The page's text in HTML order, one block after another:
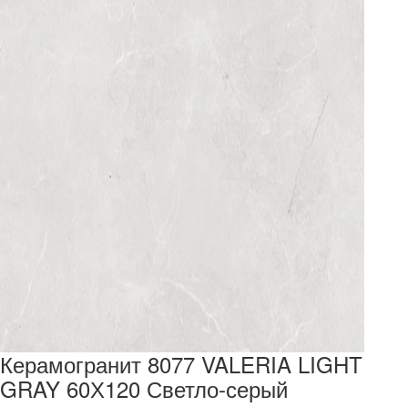
Керамогранит 8077 VALERIA LIGHT
GRAY 60Х120 Светло-серый